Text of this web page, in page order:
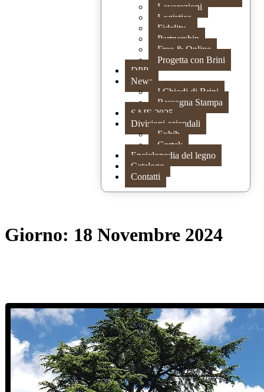
Lavorazioni
Logistica
Fidelity
Partnership
Free & Online
Progetta con Brini
DPP
News
I Chiodi di Brini
Rassegna Stampa
SAIE 2025
Divisioni aziendali
Exhib
Cortek
Enciclopedia del legno
Catalogo
Contatti
Giorno: 18 Novembre 2024